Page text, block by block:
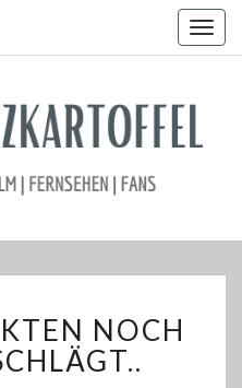
DIE
NOCH